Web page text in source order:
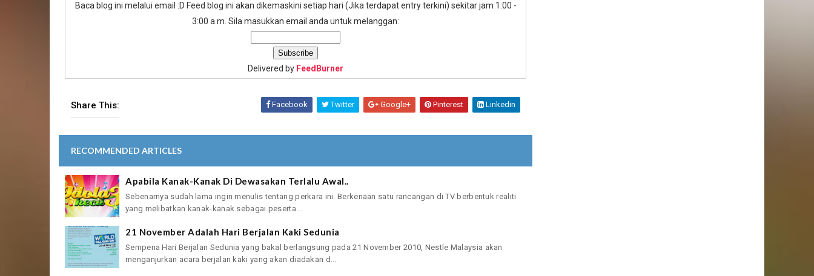
Baca blog ini melalui email :D Feed blog ini akan dikemaskini setiap hari (Jika terdapat entry terkini) sekitar jam 1:00 -
3:00 a.m. Sila masukkan email anda untuk melanggan:
Delivered by FeedBurner
Share This: Facebook Twitter Google+ Pinterest Linkedin
RECOMMENDED ARTICLES
Apabila Kanak-Kanak Di Dewasakan Terlalu Awal..
Sebenarnya sudah lama ingin menulis tentang perkara ini. Berkenaan satu rancangan di TV berbentuk realiti
yang melibatkan kanak-kanak sebagai peserta...
21 November Adalah Hari Berjalan Kaki Sedunia
Sempena Hari Berjalan Sedunia yang bakal berlangsung pada 21 November 2010, Nestle Malaysia akan
menganjurkan acara berjalan kaki yang akan diadakan d...